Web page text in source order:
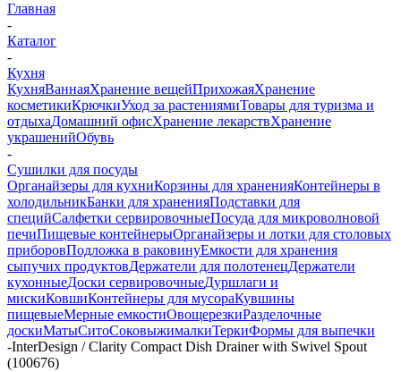
Главная
-
Каталог
-
Кухня
КухняВаннаяХранение вещейПрихожаяХранение
косметикиКрючкиУход за растениямиТовары для туризма и
отдыхаДомашний офисХранение лекарствХранение
украшенийОбувь
-
Сушилки для посуды
Органайзеры для кухниКорзины для храненияКонтейнеры в
холодильникБанки для храненияПодставки для
специйСалфетки сервировочныеПосуда для микроволновой
печиПищевые контейнерыОрганайзеры и лотки для столовых
приборовПодложка в раковинуЕмкости для хранения
сыпучих продуктовДержатели для полотенецДержатели
кухонныеДоски сервировочныеДуршлаги и
мискиКовшиКонтейнеры для мусораКувшины
пищевыеМерные емкостиОвощерезкиРазделочные
доскиМатыСитоСоковыжималкиТеркиФормы для выпечки
-InterDesign / Clarity Compact Dish Drainer with Swivel Spout
(100676)